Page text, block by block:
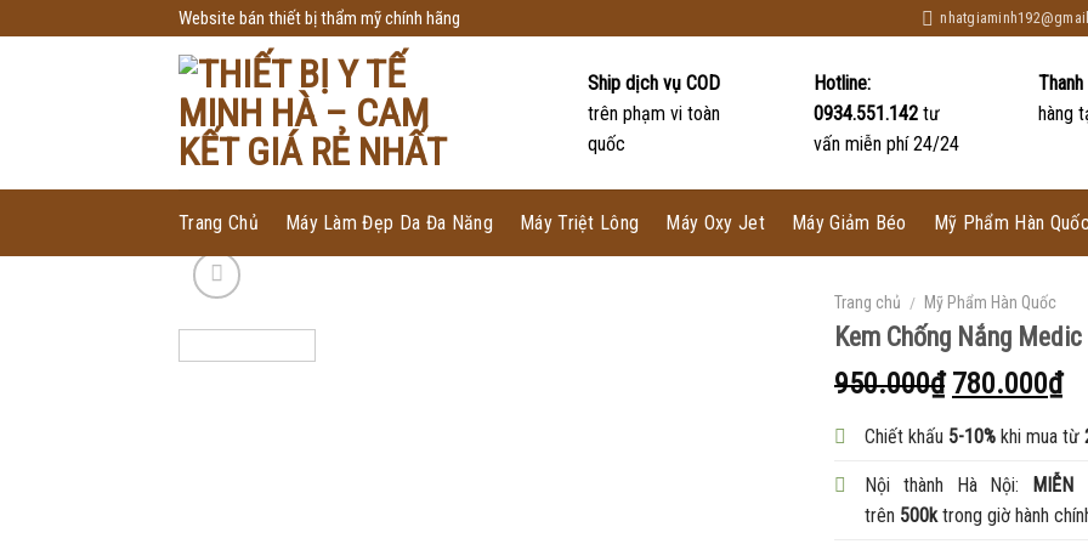
to
Website bán thiết bị thẩm mỹ chính hãng
Ship dịch vụ COD
trên phạm vi toàn
quốc
Hotline:
0934.551.142tư
vấn miễn phí 24/24
hàng
Trang Chủ Máy Làm Đẹp Da Đa Năng Máy Triệt Lông Máy Oxy Jet Máy Giảm Béo Mỹ Phẩm Hàn
Trang chủ / Mỹ Phẩm Hàn Quốc
Kem Chống Nắng
950.000₫ 780.000₫
Chiết khấu 5-10% khi mua từ
Nội thành Hà Nội:
MIỄN
trên 500k trong giờ hành